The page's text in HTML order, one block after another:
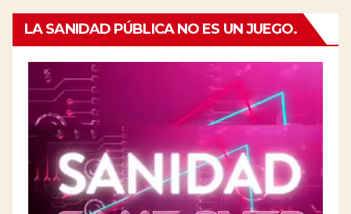
LA SANIDAD PÚBLICA NO ES UN JUEGO.